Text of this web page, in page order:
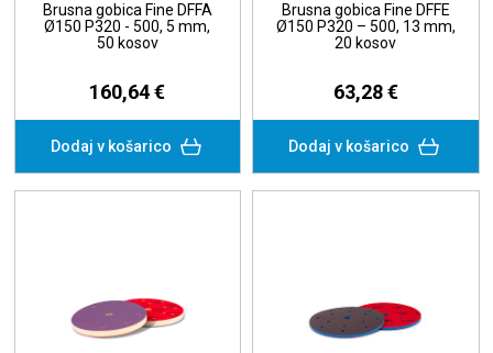
Brusna gobica Fine DFFA
Ø150 P320 - 500, 5 mm,
50 kosov
160,64 €
Dodaj v košarico
Brusna gobica Fine DFFE
Ø150 P320 – 500, 13 mm,
20 kosov
63,28 €
Dodaj v košarico